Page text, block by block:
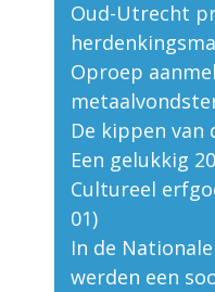
Oud-Utrecht
Oproep
De kippen van
Een gelukkig
Cultureel
01)
In de
werden een